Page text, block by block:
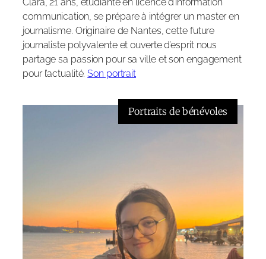
communication, se prépare à intégrer un master en
journalisme. Originaire de Nantes, cette future
journaliste polyvalente et ouverte d’esprit nous
partage sa passion pour sa ville et son engagement
pour l’actualité.Son portrait
Portraits de bénévoles